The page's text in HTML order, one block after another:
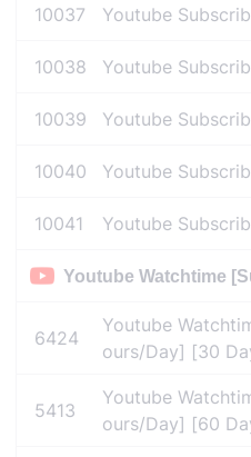
10037 Youtube
10038 Youtube
10039 Youtube
10040 Youtube
10041 Youtube
Youtube Watchtime
6424
Youtube
ours/Day] [30
5413
Youtube
ours/Day] [60